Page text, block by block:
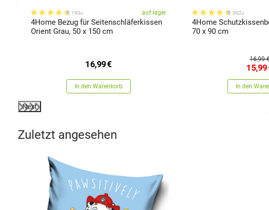
190x auf lager
4Home Bezug für Seitenschläferkissen
Orient Grau, 50 x 150 cm
16,99€
In den Warenkorb
302x
4Home
70 x 90 cm
16,99
15,99
In den
Next
Zuletzt angesehen